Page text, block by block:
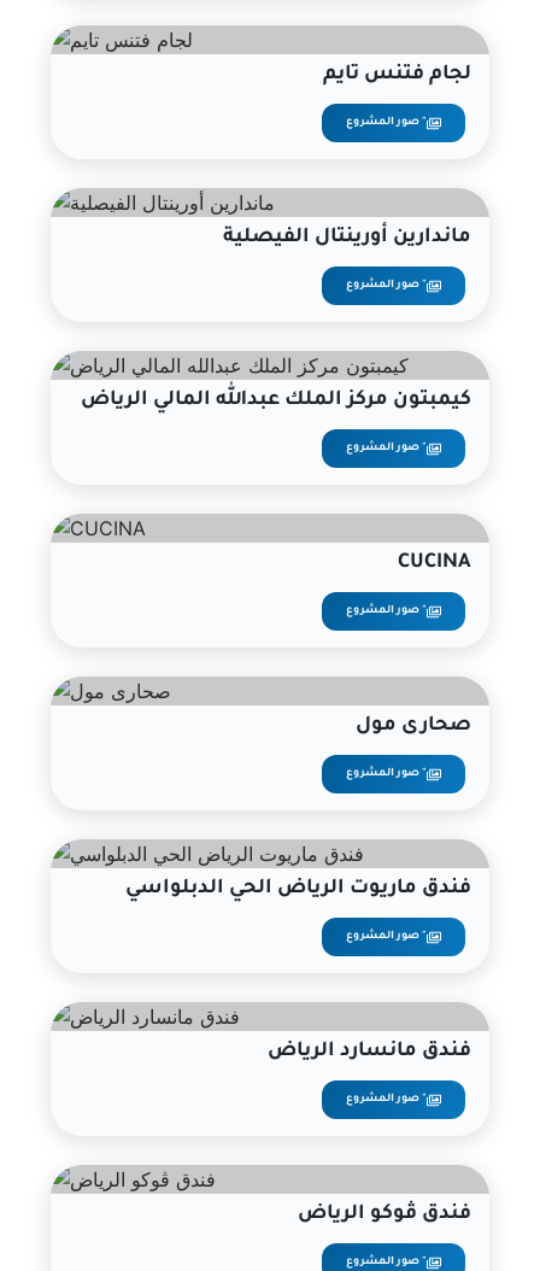
لجام فتنس تايم
صور المشروع "
ماندارين أورينتال الفيصلية
صور المشروع "
كيمبتون مركز الملك عبدالله المالي الرياض
صور المشروع "
CUCINA
صور المشروع "
صحارى مول
صور المشروع "
فندق ماريوت الرياض الحي الدبلواسي
صور المشروع "
فندق مانسارد الرياض
صور المشروع "
فندق ڤوكو الرياض
صور المشروع "